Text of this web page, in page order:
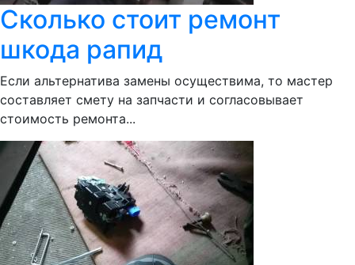
Сколько стоит ремонт
шкода рапид
Если альтернатива замены осуществима, то мастер
составляет смету на запчасти и согласовывает
стоимость ремонта...